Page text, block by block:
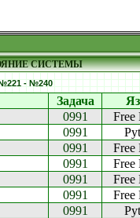
СИСТЕМЫ
- №240
Задача
0991 Free
0991
0991 Free
0991 Free
0991 Free
0991 Free
0991